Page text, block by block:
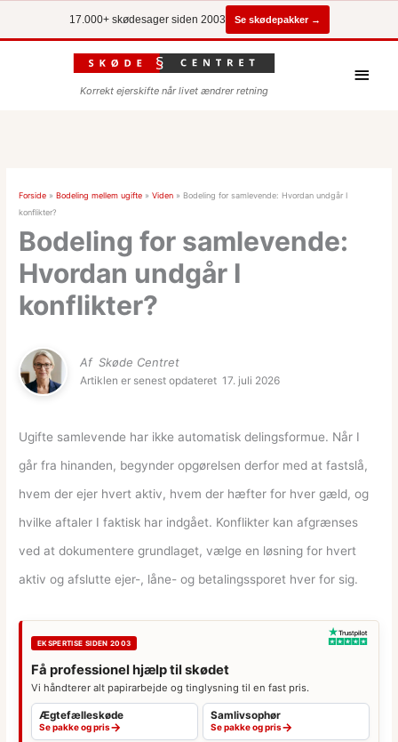
17.000+ skødesager siden 2003 Se skødepakker →
Korrekt ejerskifte når livet ændrer retning
Forside »Bodeling mellem ugifte »Viden » Bodeling for samlevende: Hvordan undgår I
konflikter?
Bodeling for samlevende:
Hvordan undgår I
konflikter?
Af Skøde Centret
Artiklen er senest opdateret 17. juli 2026
Ugifte samlevende har ikke automatisk delingsformue. Når I
går fra hinanden, begynder opgørelsen derfor med at fastslå,
hvem der ejer hvert aktiv, hvem der hæfter for hver gæld, og
hvilke aftaler I faktisk har indgået. Konflikter kan afgrænses
ved at dokumentere grundlaget, vælge en løsning for hvert
aktiv og afslutte ejer-, låne- og betalingssporet hver for sig.
EKSPERTISE SIDEN 2003
Få professionel hjælp til skødet
Vi håndterer alt papirarbejde og tinglysning til en fast pris.
Ægtefælleskøde
Se pakke og pris→
Samlivsophør
Se pakke og pris→